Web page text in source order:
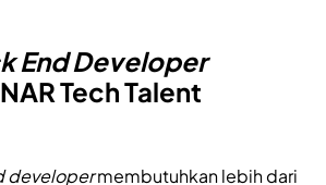
End Developer
Tech Talent
developermembutuhkan lebih dari